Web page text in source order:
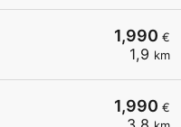
1,990 €
1,9 km
1,990 €